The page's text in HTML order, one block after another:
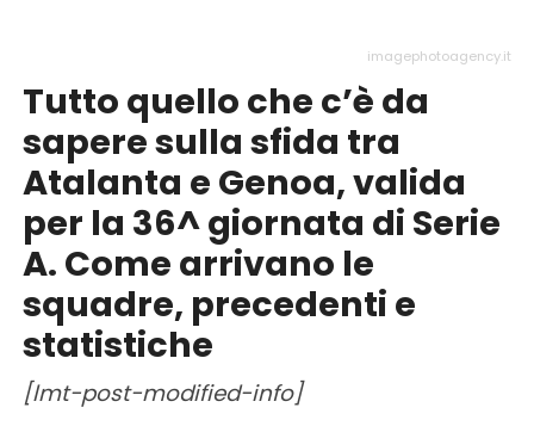
imagephotoagency.it
Tutto quello che c’è da
sapere sulla sfida tra
Atalanta e Genoa, valida
per la 36^ giornata di Serie
A. Come arrivano le
squadre, precedenti e
statistiche
[lmt-post-modified-info]